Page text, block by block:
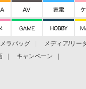
ラバッグ メディア/リー
キャンペーン